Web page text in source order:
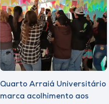
Quarto Arraiá Universitário
marca acolhimento aos